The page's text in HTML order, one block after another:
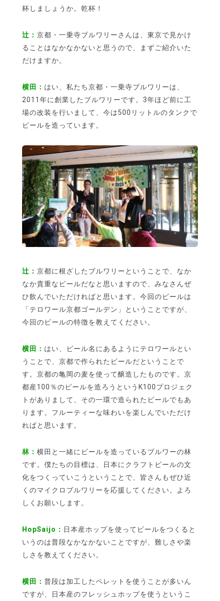
杯しましょうか。乾杯！
辻： 京都・一乗寺ブルワリーさんは、東京で見かけ
ることはなかなかないと思うので、まずご紹介いた
だけますか。
横田： はい、私たち京都・一乗寺ブルワリーは、
2011年に創業したブルワリーです。3年ほど前に工
場の改装を行いまして、今は500リットルのタンクで
ビールを造っています。
辻： 京都に根ざしたブルワリーということで、なか
なか貴重なビールだなと思いますので、みなさんぜ
ひ飲んでいただければと思います。今回のビールは
「テロワール京都ゴールデン」ということですが、
今回のビールの特徴を教えてください。
横田： はい、ビール名にあるようにテロワールとい
うことで、京都で作られたビールだということで
す。京都の亀岡の麦を使って醸造したものです。京
都産100％のビールを造ろうというK100プロジェク
トがありまして、その一環で造られたビールでもあ
ります。フルーティーな味わいを楽しんでいただけ
ればと思います。
林： 横田と一緒にビールを造っているブルワーの林
です。僕たちの目標は、日本にクラフトビールの文
化をつくっていこうということで、皆さんもぜひ近
くのマイクロブルワリーを応援してください。よろ
しくお願いします。
HopSaijo： 日本産ホップを使ってビールをつくると
いうのは普段なかなかないことですが、難しさや楽
しさを教えてください。
横田： 普段は加工したペレットを使うことが多いん
ですが、日本産のフレッシュホップを使うというこ